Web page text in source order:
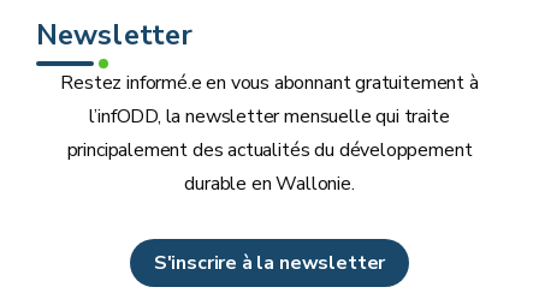
Newsletter
Restez informé.e en vous abonnant gratuitement à
l’infODD, la newsletter mensuelle qui traite
principalement des actualités du développement
durable en Wallonie.
S'inscrire à la newsletter